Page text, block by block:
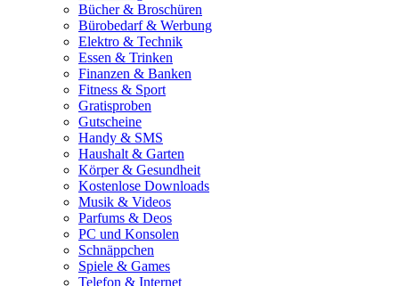
Bücher & Broschüren
Bürobedarf & Werbung
Elektro & Technik
Essen & Trinken
Finanzen & Banken
Fitness & Sport
Gratisproben
Gutscheine
Handy & SMS
Haushalt & Garten
Körper & Gesundheit
Kostenlose Downloads
Musik & Videos
Parfums & Deos
PC und Konsolen
Schnäppchen
Spiele & Games
Telefon & Internet